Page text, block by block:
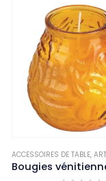
BOUGIES ET PHOTOPHORES,
ACCESSOIRES DE TABLE,